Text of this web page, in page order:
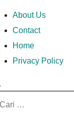
Way
In
About Us
Contact
Home
Privacy Policy